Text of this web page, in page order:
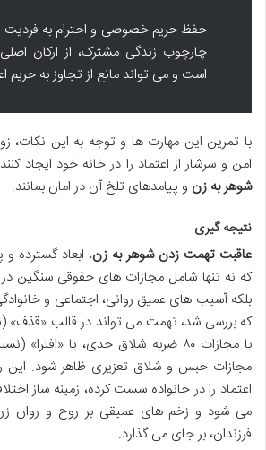
حفظ حریم خصوصی و احترام به
چارچوب زندگی مشترک، از ارکان
است و می تواند مانع از تجاوز به حریم
با تمرین این مهارت ها و توجه به این نکات،
امن و سرشار از اعتماد را در خانه خود ایجاد
شوهر به زن و پیامدهای تلخ آن در امان بمانند.
نتیجه گیری
عاقبت تهمت زدن شوهر به زن، ابعاد گسترده و
که نه تنها شامل مجازات های حقوقی سنگین در
بلکه آسیب های عمیق روانی، اجتماعی و
که بررسی شد، تهمت می تواند در قالب «قذف»
با مجازات ۸۰ ضربه شلاق حدی، یا
مجازات حبس و شلاق تعزیری ظاهر شود. این
اعتماد را در خانواده سست کرده، زمینه ساز
می شود و زخم های عمیقی بر روح و روان
فرزندان، بر جای می گذارد.